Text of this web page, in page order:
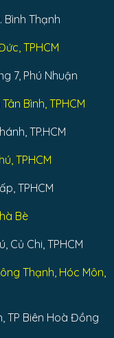
Bình Thạnh
TPHCM
7, Phú Nhuận
Bình, TPHCM
TP.HCM
TPHCM
TPHCM
Bè
Củ Chi, TPHCM
Thạnh, Hóc Môn,
TP Biên Hoà Đồng